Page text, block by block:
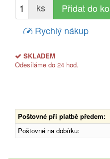
ks
Rychlý nákup
SKLADEM
Odesíláme do 24 hod.
Poštovné při platbě předem:
Poštovné na dobírku: